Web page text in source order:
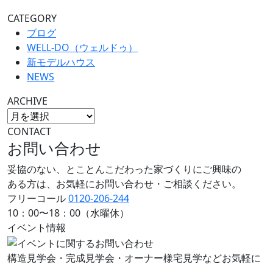
CATEGORY
ブログ
WELL-DO（ウェルドゥ）
新モデルハウス
NEWS
ARCHIVE
CONTACT
お問い合わせ
妥協のない、とことんこだわった家づくりにご興味の
ある方は、お気軽にお問い合わせ・ご相談ください。
フリーコール0120-206-244
10：00〜18：00（水曜休）
イベント情報
構造見学会・完成見学会・オーナー様宅見学などお気軽に